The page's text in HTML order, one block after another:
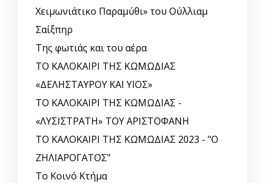
Χειμωνιάτικο Παραμύθι» του Ούλλιαμ
Σαίξπηρ
Της φωτιάς και του αέρα
ΤΟ ΚΑΛΟΚΑΙΡΙ ΤΗΣ ΚΩΜΩΔΙΑΣ
«ΔΕΛΗΣΤΑΥΡΟΥ ΚΑΙ ΥΙΟΣ»
ΤΟ ΚΑΛΟΚΑΙΡΙ ΤΗΣ ΚΩΜΩΔΙΑΣ -
«ΛΥΣΙΣΤΡΑΤΗ» ΤΟΥ ΑΡΙΣΤΟΦΑΝΗ
ΤΟ ΚΑΛΟΚΑΙΡΙ ΤΗΣ ΚΩΜΩΔΙΑΣ 2023 - "Ο
ΖΗΛΙΑΡΟΓΑΤΟΣ"
Το Κοινό Κτήμα